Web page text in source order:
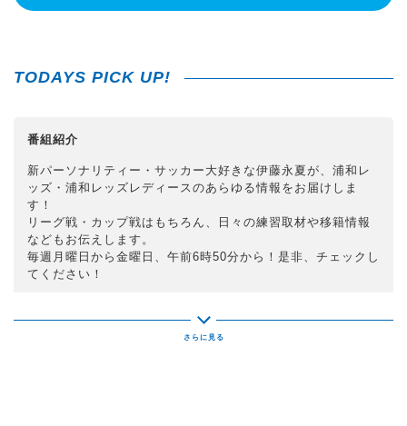
TODAYS PICK UP!
番組紹介
新パーソナリティー・サッカー大好きな伊藤永夏が、浦和レ
ッズ・浦和レッズレディースのあらゆる情報をお届けしま
す！
リーグ戦・カップ戦はもちろん、日々の練習取材や移籍情報
などもお伝えします。
毎週月曜日から金曜日、午前6時50分から！是非、チェックし
てください！